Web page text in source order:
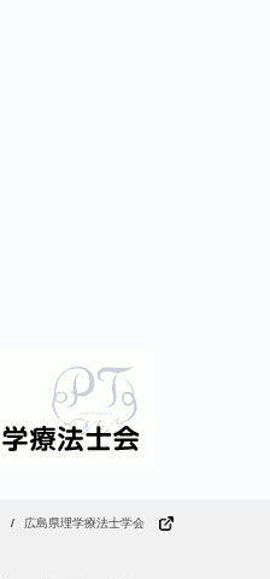
広島県理学療法士学会